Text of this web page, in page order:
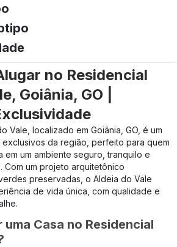
no Residencial
Goiânia, GO |
Vale, localizado em Goiânia, GO, é um
exclusivos da região, perfeito para quem
em um ambiente seguro, tranquilo e
um projeto arquitetônico
preservadas, o Aldeia do Vale
de vida única, com qualidade e
uma Casa no Residencial